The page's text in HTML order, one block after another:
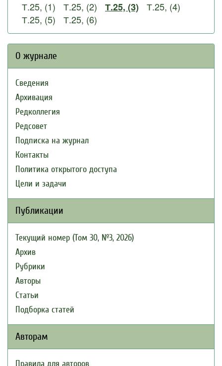
Т.25, (1) Т.25, (2) Т.25, (3)
Т.25, (4)
Т.25, (5)
Т.25, (6)
О журнале
Сведения
Архивация
Редколлегия
Редсовет
Подписка на журнал
Контакты
Политика открытого доступа
Цели и задачи
Публикации
Текущий номер (Том 30, №3, 2026)
Архив
Рубрики
Авторы
Статьи
Подборка статей
Авторам
Правила для авторов